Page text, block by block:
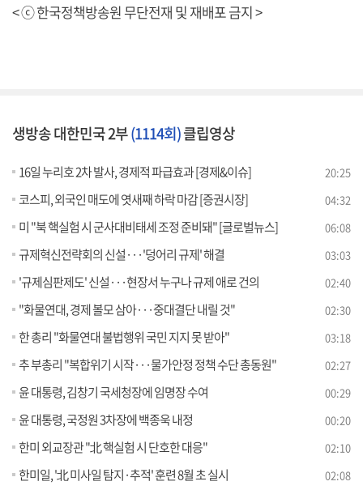
< ⓒ 한국정책방송원 무단전재 및 재배포 금지 >
생방송 대한민국 2부(1114회)클립영상
16일 누리호 2차 발사, 경제적 파급효과 [경제&이슈] 20:25
코스피, 외국인 매도에 엿새째 하락 마감 [증권시장] 04:32
미 "북 핵실험 시 군사대비태세 조정 준비돼" [글로벌뉴스] 06:08
규제혁신전략회의 신설···'덩어리 규제' 해결 03:03
'규제심판제도' 신설···현장서 누구나 규제 애로 건의 02:40
"화물연대, 경제 볼모 삼아···중대결단 내릴 것" 02:30
한 총리 "화물연대 불법행위 국민 지지 못 받아" 03:18
추 부총리 "복합위기 시작···물가안정 정책 수단 총동원" 02:27
윤 대통령, 김창기 국세청장에 임명장 수여 00:29
윤 대통령, 국정원 3차장에 백종욱 내정 00:20
한미 외교장관 "北 핵실험 시 단호한 대응" 02:10
한미일, '北 미사일 탐지·추적' 훈련 8월 초 실시 02:08